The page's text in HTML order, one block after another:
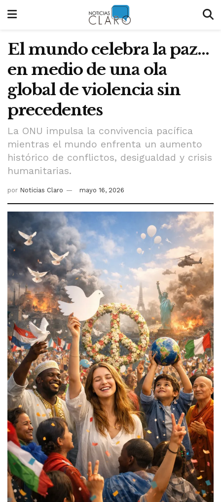
El mundo celebra la paz…
en medio de una ola
global de violencia sin
precedentes
La ONU impulsa la convivencia pacífica
mientras el mundo enfrenta un aumento
histórico de conflictos, desigualdad y crisis
humanitarias.
por Noticias Claro mayo 16, 2026